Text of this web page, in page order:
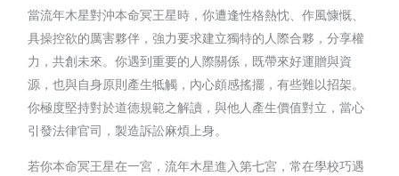
當流年木星對沖本命冥王星時，你遭逢性格熱忱、作風慷慨、
具操控欲的厲害夥伴，強力要求建立獨特的人際合夥，分享權
力，共創未來。你遇到重要的人際關係，既帶來好運贈與資
源，也與自身原則產生牴觸，內心頗感搖擺，有些難以招架。
你極度堅持對於道德規範之解讀，與他人產生價值對立，當心
引發法律官司，製造訴訟麻煩上身。
若你本命冥王星在一宮，流年木星進入第七宮，常在學校巧遇